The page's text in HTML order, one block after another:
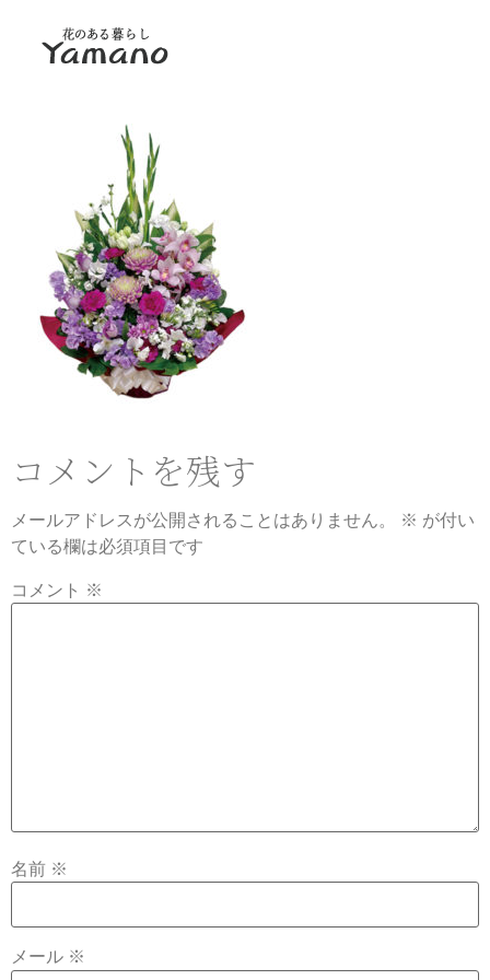
コメントを残す
メールアドレスが公開されることはありません。 ※ が付い
ている欄は必須項目です
コメント ※
名前 ※
メール ※